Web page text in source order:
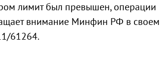
лимит был превышен, операции
внимание Минфин РФ в своем
61264.